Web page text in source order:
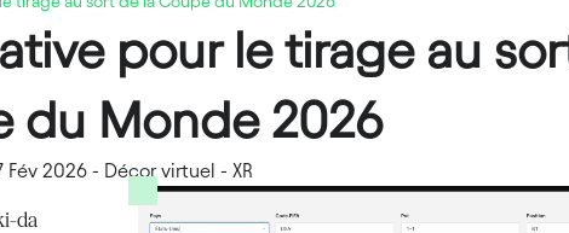
pour le tirage au
du Monde 2026
Fév 2026- Décor virtuel - XR
da